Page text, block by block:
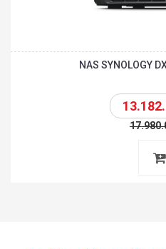
NAS SYNOLOGY